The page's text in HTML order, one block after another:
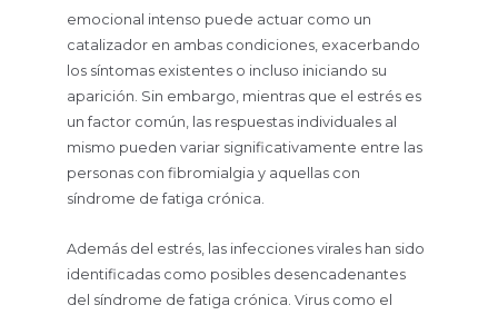
emocional intenso puede actuar como un
catalizador en ambas condiciones, exacerbando
los síntomas existentes o incluso iniciando su
aparición. Sin embargo, mientras que el estrés es
un factor común, las respuestas individuales al
mismo pueden variar significativamente entre las
personas con fibromialgia y aquellas con
síndrome de fatiga crónica.
Además del estrés, las infecciones virales han sido
identificadas como posibles desencadenantes
del síndrome de fatiga crónica. Virus como el